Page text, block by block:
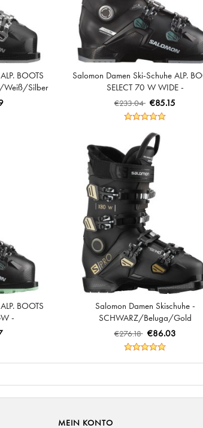
BOOTS
Weiß/Silber
Salomon Damen Ski-Schuhe ALP.
SELECT 70 W WIDE -
Schwarz/Spearmint/Weiß
€233.04 €85.15
BOOTS
-
Salomon Damen Skischuhe -
SCHWARZ/Beluga/Gold
€276.18 €86.03
MEIN KONTO